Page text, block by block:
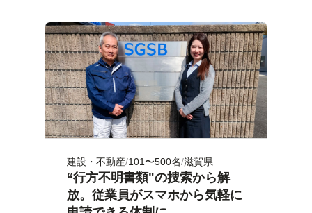
建設・不動産 101〜500名 滋賀県
“行方不明書類"の捜索から解
放。従業員がスマホから気軽に